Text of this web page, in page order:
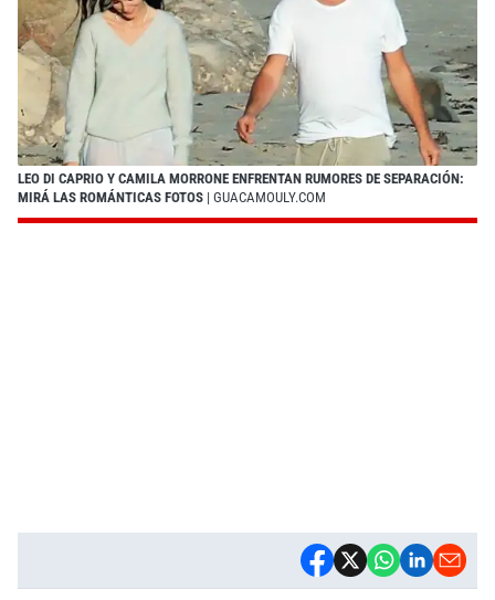
LEO DI CAPRIO Y CAMILA MORRONE ENFRENTAN RUMORES DE SEPARACIÓN:
MIRÁ LAS ROMÁNTICAS FOTOS | GUACAMOULY.COM